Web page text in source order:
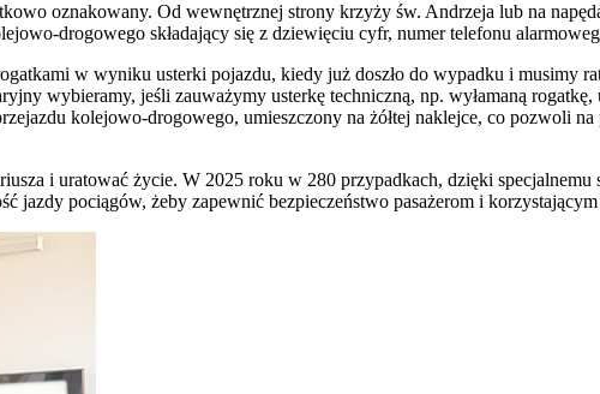
oznakowany. Od wewnętrznej strony krzyży św. Andrzeja lub na
drogowego składający się z dziewięciu cyfr, numer telefonu
w wyniku usterki pojazdu, kiedy już doszło do wypadku i musimy
wybieramy, jeśli zauważymy usterkę techniczną, np. wyłamaną
kolejowo-drogowego, umieszczony na żółtej naklejce, co pozwoli
i uratować życie. W 2025 roku w 280 przypadkach, dzięki specjalnemu
pociągów, żeby zapewnić bezpieczeństwo pasażerom i